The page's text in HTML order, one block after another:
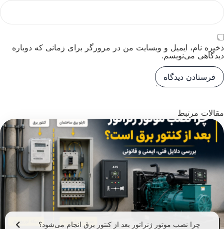
ذخیره نام، ایمیل و وبسایت من در مرورگر برای زمانی که دوباره
دیدگاهی می‌نویسم.
مقالات مرتبط
چرا نصب موتور ژنراتور بعد از کنتور برق انجام می‌شود؟